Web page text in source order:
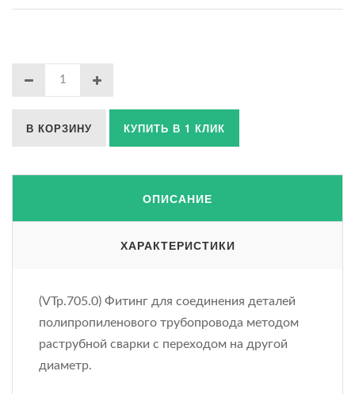
В КОРЗИНУ КУПИТЬ В 1 КЛИК
ОПИСАНИЕ
ХАРАКТЕРИСТИКИ
(VTp.705.0) Фитинг для соединения деталей
полипропиленового трубопровода методом
раструбной сварки с переходом на другой
диаметр.